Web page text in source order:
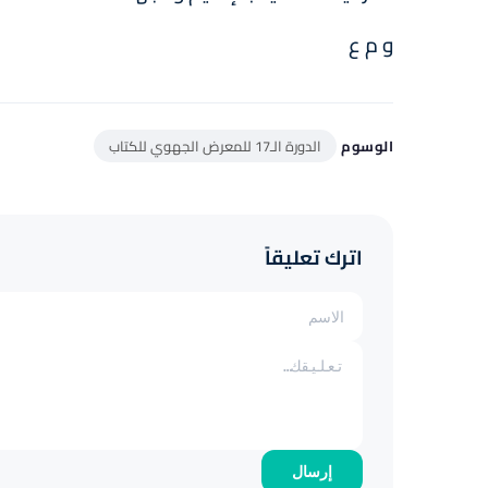
و م ع
الوسوم الدورة الـ17 للمعرض الجهوي للكتاب
اترك تعليقاً
إرسال